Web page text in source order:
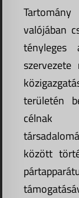
valójában
területén
célnak
között